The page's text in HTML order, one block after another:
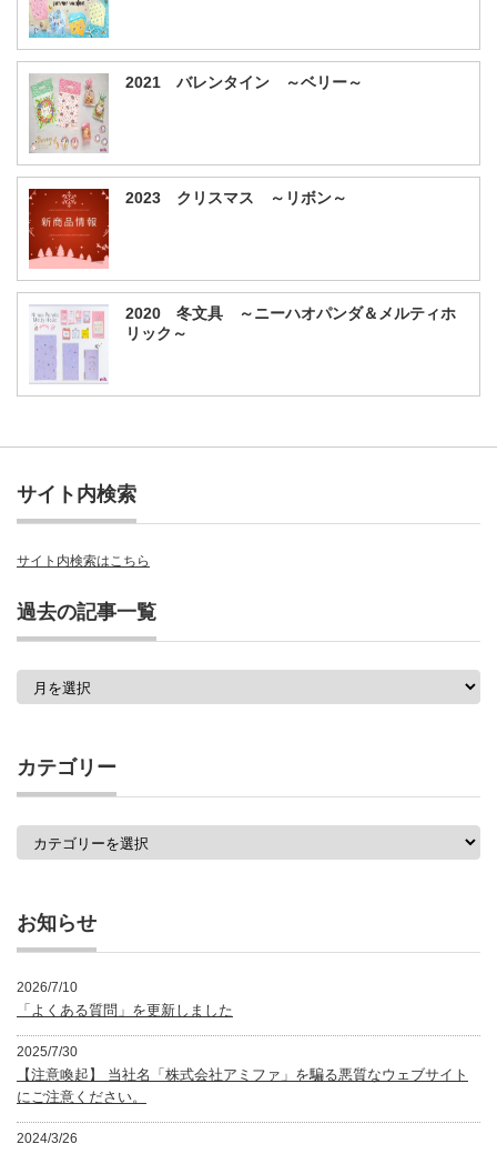
2021 バレンタイン ～ベリー～
2023 クリスマス ～リボン～
2020 冬文具 ～ニーハオパンダ＆メルティホ
リック～
サイト内検索
サイト内検索はこちら
過去の記事一覧
一
覧
カテゴリー
お知らせ
2026/7/10
「よくある質問」を更新しました
2025/7/30
【注意喚起】 当社名「株式会社アミファ」を騙る悪質なウェブサイト
にご注意ください。
2024/3/26